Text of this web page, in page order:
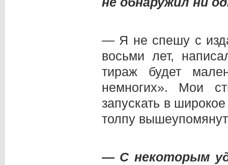
— Я не спешу с
восьми лет,
тираж будет
немногих». Мои
запускать в
толпу
— С некоторым